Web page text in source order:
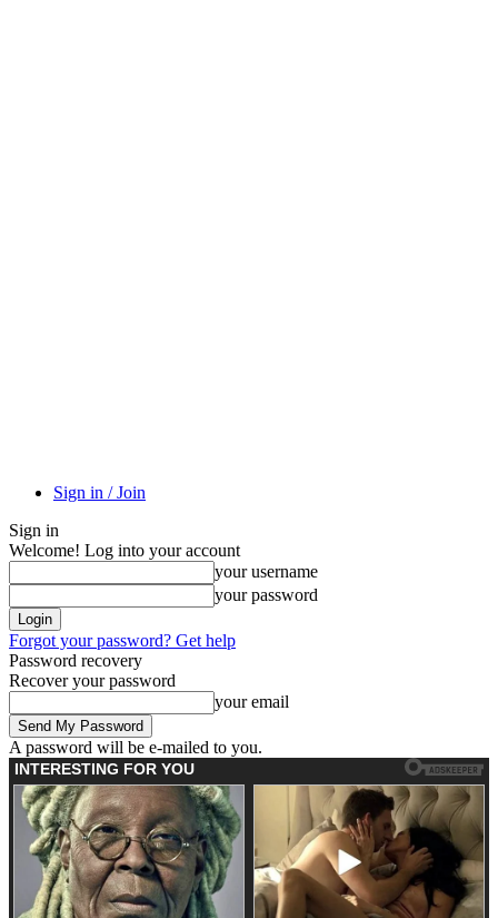
Sign in / Join
Sign in
Welcome! Log into your account
your username
your password
Forgot your password? Get help
Password recovery
Recover your password
your email
A password will be e-mailed to you.